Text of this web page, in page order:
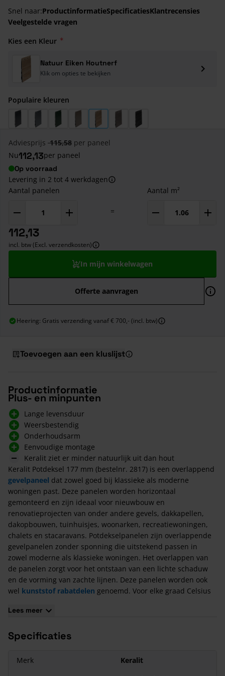
Snel naar:ProductinformatieSpecificatiesKlantrecensies
Veelgestelde vragen
Kies een Kleur
Natuur Eiken Houtnerf
Klik om opties te bekijken
Populaire kleuren
Antraciet Houtnerf (RAL 7016)
Basaltgrijs Houtnerf (RAL 7012)
Donkergroen Houtnerf (RAL 6009)
Kwartsgrijs Houtnerf (RAL 7039)
Natuur Eiken Houtnerf
Taupe Eiken Houtnerf
Zwart Eiken Houtnerf
Adviesprijs 115,58 per paneel
Nu112,13per paneel
Op voorraad
Levering in 2 tot 4 werkdagen
Aantal panelen
=
Aantal m²
112,13
incl. btw (Excl. verzendkosten)
In mijn winkelwagen
Offerte aanvragen
Heering: Gratis verzending vanaf € 700,- (incl. btw)
Toevoegen aan een kluslijst
Productinformatie
Plus- en minpunten
Lange levensduur
Weersbestendig
Onderhoudsarm
Eenvoudige montage
Keralit ziet er minder natuurlijk uit dan hout
Keralit Potdeksel 177 mm (bestelnr. 2817) is een overlappend
gevelpaneel dat zowel goed bij klassieke als moderne
woningen past. Deze panelen worden horizontaal
gemonteerd en zijn ideaal voor nieuwbouw en
renovatieprojecten van onder andere gevels, dakkapellen,
dakopbouwen, tuinhuisjes, woonarken, recreatiewoningen,
chalets en stacaravans. Potdekselpanelen zijn overlappende
gevelpanelen zonder sponning die uitstekend passen in
zowel moderne als klassieke woningen. Het overlappen van
de panelen zorgt voor het ontstaan van een lichte schaduw
en de vorming van zachte lijnen. Deze panelen worden ook
wel kunststof rabatdelen genoemd. Voor elke graad Celsius
per meter uit (of krimpt bij afkoeling). Voor afwijkende maten
Welke hulpprofielen horen bij Keralit Potdeksel 177
Lees meer
Specificaties
Merk
Keralit